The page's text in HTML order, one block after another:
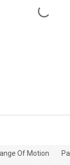
Loading...
Of Motion